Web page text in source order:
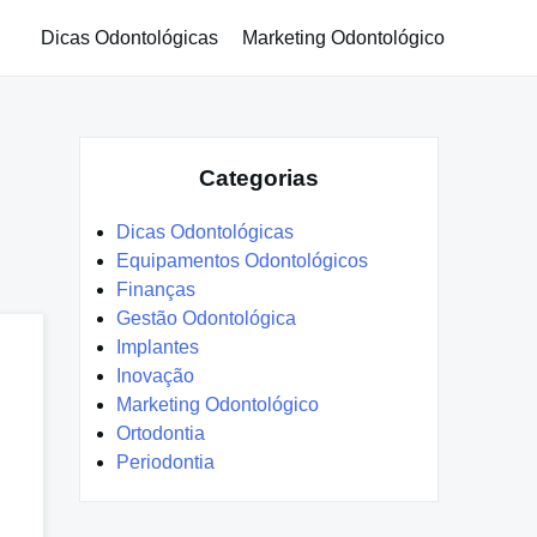
Dicas Odontológicas Marketing Odontológico
Categorias
Dicas Odontológicas
Equipamentos Odontológicos
Finanças
Gestão Odontológica
Implantes
Inovação
Marketing Odontológico
Ortodontia
Periodontia